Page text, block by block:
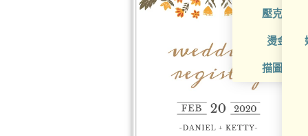
壓克力喜
燙金喜帖
描圖紙喜